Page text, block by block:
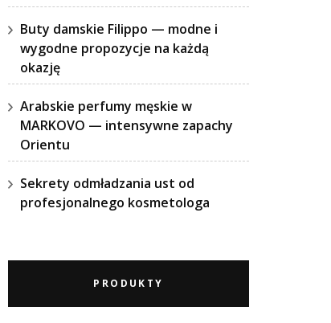
Buty damskie Filippo — modne i
wygodne propozycje na każdą
okazję
Arabskie perfumy męskie w
MARKOVO — intensywne zapachy
Orientu
Sekrety odmładzania ust od
profesjonalnego kosmetologa
PRODUKTY